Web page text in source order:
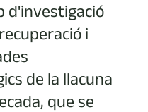
d'investigació
i
de la llacuna
que se